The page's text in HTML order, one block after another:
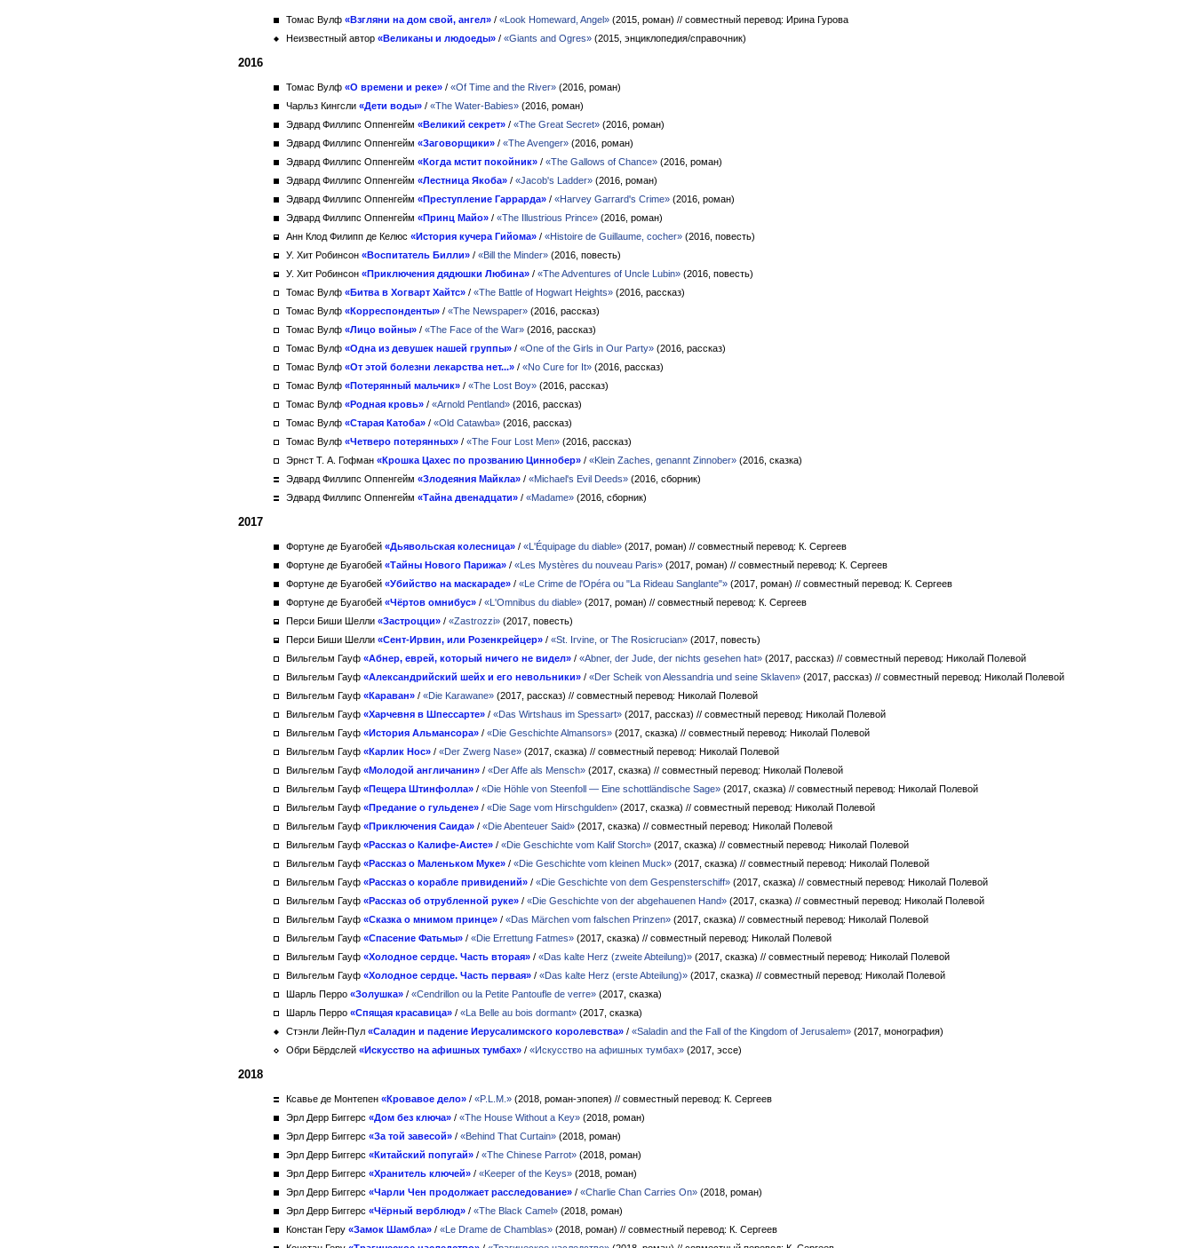
Томас Вулф «Взгляни на дом свой, ангел» / «Look Homeward, Angel» (2015, роман) // совместный перевод: Ирина Гурова
Неизвестный автор «Великаны и людоеды» / «Giants and Ogres» (2015, энциклопедия/справочник)
2016
Томас Вулф «О времени и реке» / «Of Time and the River» (2016, роман)
Чарльз Кингсли «Дети воды» / «The Water-Babies» (2016, роман)
Эдвард Филлипс Оппенгейм «Великий секрет» / «The Great Secret» (2016, роман)
Эдвард Филлипс Оппенгейм «Заговорщики» / «The Avenger» (2016, роман)
Эдвард Филлипс Оппенгейм «Когда мстит покойник» / «The Gallows of Chance» (2016, роман)
Эдвард Филлипс Оппенгейм «Лестница Якоба» / «Jacob's Ladder» (2016, роман)
Эдвард Филлипс Оппенгейм «Преступление Гаррарда» / «Harvey Garrard's Crime» (2016, роман)
Эдвард Филлипс Оппенгейм «Принц Майо» / «The Illustrious Prince» (2016, роман)
Анн Клод Филипп де Келюс «История кучера Гийома» / «Histoire de Guillaume, cocher» (2016, повесть)
У. Хит Робинсон «Воспитатель Билли» / «Bill the Minder» (2016, повесть)
У. Хит Робинсон «Приключения дядюшки Любина» / «The Adventures of Uncle Lubin» (2016, повесть)
Томас Вулф «Битва в Хогварт Хайтс» / «The Battle of Hogwart Heights» (2016, рассказ)
Томас Вулф «Корреспонденты» / «The Newspaper» (2016, рассказ)
Томас Вулф «Лицо войны» / «The Face of the War» (2016, рассказ)
Томас Вулф «Одна из девушек нашей группы» / «One of the Girls in Our Party» (2016, рассказ)
Томас Вулф «От этой болезни лекарства нет...» / «No Cure for It» (2016, рассказ)
Томас Вулф «Потерянный мальчик» / «The Lost Boy» (2016, рассказ)
Томас Вулф «Родная кровь» / «Arnold Pentland» (2016, рассказ)
Томас Вулф «Старая Катоба» / «Old Catawba» (2016, рассказ)
Томас Вулф «Четверо потерянных» / «The Four Lost Men» (2016, рассказ)
Эрнст Т. А. Гофман «Крошка Цахес по прозванию Циннобер» / «Klein Zaches, genannt Zinnober» (2016, сказка)
Эдвард Филлипс Оппенгейм «Злодеяния Майкла» / «Michael's Evil Deeds» (2016, сборник)
Эдвард Филлипс Оппенгейм «Тайна двенадцати» / «Madame» (2016, сборник)
2017
Фортуне де Буагобей «Дьявольская колесница» / «L'Équipage du diable» (2017, роман) // совместный перевод: К. Сергеев
Фортуне де Буагобей «Тайны Нового Парижа» / «Les Mystères du nouveau Paris» (2017, роман) // совместный перевод: К. Сергеев
Фортуне де Буагобей «Убийство на маскараде» / «Le Crime de l'Opéra ou "La Rideau Sanglante"» (2017, роман) // совместный перевод: К. Сергеев
Фортуне де Буагобей «Чёртов омнибус» / «L'Omnibus du diable» (2017, роман) // совместный перевод: К. Сергеев
Перси Биши Шелли «Застроцци» / «Zastrozzi» (2017, повесть)
Перси Биши Шелли «Сент-Ирвин, или Розенкрейцер» / «St. Irvine, or The Rosicrucian» (2017, повесть)
Вильгельм Гауф «Абнер, еврей, который ничего не видел» / «Abner, der Jude, der nichts gesehen hat» (2017, рассказ) // совместный перевод: Николай Полевой
Вильгельм Гауф «Александрийский шейх и его невольники» / «Der Scheik von Alessandria und seine Sklaven» (2017, рассказ) // совместный перевод: Николай Полевой
Вильгельм Гауф «Караван» / «Die Karawane» (2017, рассказ) // совместный перевод: Николай Полевой
Вильгельм Гауф «Харчевня в Шпессарте» / «Das Wirtshaus im Spessart» (2017, рассказ) // совместный перевод: Николай Полевой
Вильгельм Гауф «История Альмансора» / «Die Geschichte Almansors» (2017, сказка) // совместный перевод: Николай Полевой
Вильгельм Гауф «Карлик Нос» / «Der Zwerg Nase» (2017, сказка) // совместный перевод: Николай Полевой
Вильгельм Гауф «Молодой англичанин» / «Der Affe als Mensch» (2017, сказка) // совместный перевод: Николай Полевой
Вильгельм Гауф «Пещера Штинфолла» / «Die Höhle von Steenfoll — Eine schottländische Sage» (2017, сказка) // совместный перевод: Николай Полевой
Вильгельм Гауф «Предание о гульдене» / «Die Sage vom Hirschgulden» (2017, сказка) // совместный перевод: Николай Полевой
Вильгельм Гауф «Приключения Саида» / «Die Abenteuer Said» (2017, сказка) // совместный перевод: Николай Полевой
Вильгельм Гауф «Рассказ о Калифе-Аисте» / «Die Geschichte vom Kalif Storch» (2017, сказка) // совместный перевод: Николай Полевой
Вильгельм Гауф «Рассказ о Маленьком Муке» / «Die Geschichte vom kleinen Muck» (2017, сказка) // совместный перевод: Николай Полевой
Вильгельм Гауф «Рассказ о корабле привидений» / «Die Geschichte von dem Gespensterschiff» (2017, сказка) // совместный перевод: Николай Полевой
Вильгельм Гауф «Рассказ об отрубленной руке» / «Die Geschichte von der abgehauenen Hand» (2017, сказка) // совместный перевод: Николай Полевой
Вильгельм Гауф «Сказка о мнимом принце» / «Das Märchen vom falschen Prinzen» (2017, сказка) // совместный перевод: Николай Полевой
Вильгельм Гауф «Спасение Фатьмы» / «Die Errettung Fatmes» (2017, сказка) // совместный перевод: Николай Полевой
Вильгельм Гауф «Холодное сердце. Часть вторая» / «Das kalte Herz (zweite Abteilung)» (2017, сказка) // совместный перевод: Николай Полевой
Вильгельм Гауф «Холодное сердце. Часть первая» / «Das kalte Herz (erste Abteilung)» (2017, сказка) // совместный перевод: Николай Полевой
Шарль Перро «Золушка» / «Cendrillon ou la Petite Pantoufle de verre» (2017, сказка)
Шарль Перро «Спящая красавица» / «La Belle au bois dormant» (2017, сказка)
Стэнли Лейн-Пул «Саладин и падение Иерусалимского королевства» / «Saladin and the Fall of the Kingdom of Jerusalem» (2017, монография)
Обри Бёрдслей «Искусство на афишных тумбах» / «Искусство на афишных тумбах» (2017, эссе)
2018
Ксавье де Монтепен «Кровавое дело» / «P.L.M.» (2018, роман-эпопея) // совместный перевод: К. Сергеев
Эрл Дерр Биггерс «Дом без ключа» / «The House Without a Key» (2018, роман)
Эрл Дерр Биггерс «За той завесой» / «Behind That Curtain» (2018, роман)
Эрл Дерр Биггерс «Китайский попугай» / «The Chinese Parrot» (2018, роман)
Эрл Дерр Биггерс «Хранитель ключей» / «Keeper of the Keys» (2018, роман)
Эрл Дерр Биггерс «Чарли Чен продолжает расследование» / «Charlie Chan Carries On» (2018, роман)
Эрл Дерр Биггерс «Чёрный верблюд» / «The Black Camel» (2018, роман)
Констан Геру «Замок Шамбла» / «Le Drame de Chamblas» (2018, роман) // совместный перевод: К. Сергеев